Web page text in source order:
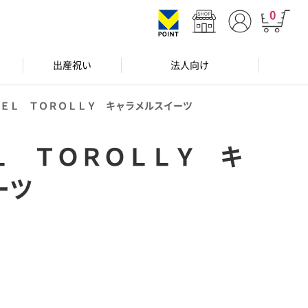
0
出産祝い 法人向け
ＥＬ ＴＯＲＯＬＬＹ キャラメルスイーツ
ＴＯＲＯＬＬＹ キ
ツ